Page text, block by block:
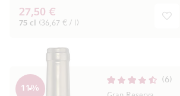
27,50 €
75 cl (36,67 € / l)
6
11%